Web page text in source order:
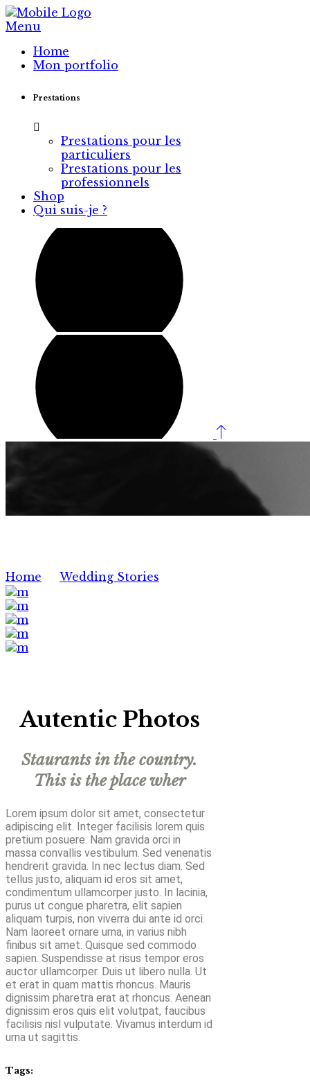
Menu
Home
Mon portfolio
Prestations
Prestations pour les
particuliers
Prestations pour les
professionnels
Shop
Qui suis-je ?
Home Wedding Stories
& Albert
Autentic Photos
Staurants in the country.
This is the place wher
Lorem ipsum dolor sit amet, consectetur
adipiscing elit. Integer facilisis lorem quis
pretium posuere. Nam gravida orci in
massa convallis vestibulum. Sed venenatis
hendrerit gravida. In nec lectus diam. Sed
tellus justo, aliquam id eros sit amet,
condimentum ullamcorper justo. In lacinia,
purus ut congue pharetra, elit sapien
aliquam turpis, non viverra dui ante id orci.
Nam laoreet ornare urna, in varius nibh
finibus sit amet. Quisque sed commodo
sapien. Suspendisse at risus tempor eros
auctor ullamcorper. Duis ut libero nulla. Ut
et erat in quam mattis rhoncus. Mauris
dignissim pharetra erat at rhoncus. Aenean
dignissim eros quis elit volutpat, faucibus
facilisis nisl vulputate. Vivamus interdum id
urna ut sagittis.
Tags: